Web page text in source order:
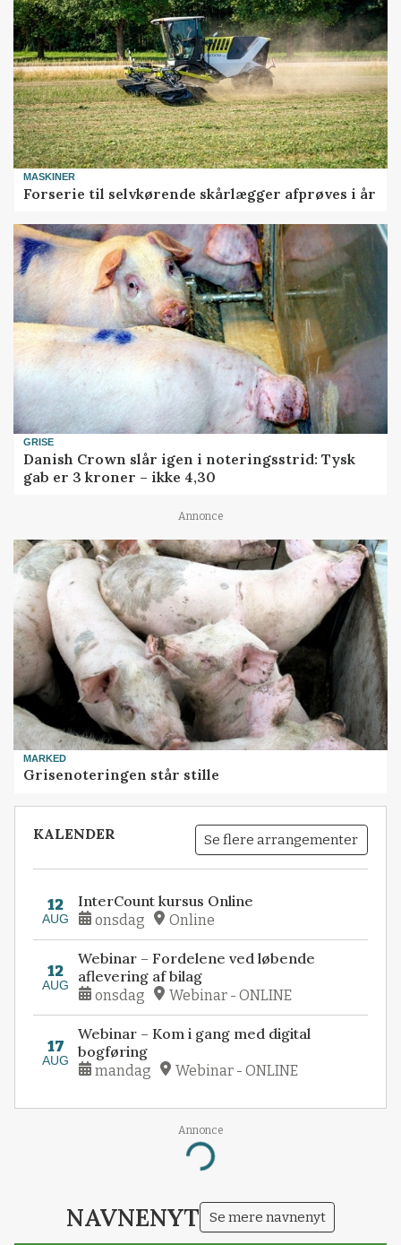
MASKINER
Forserie til selvkørende skårlægger afprøves i år
GRISE
Danish Crown slår igen i noteringsstrid: Tysk
gab er 3 kroner – ikke 4,30
Annonce
MARKED
Grisenoteringen står stille
KALENDER Se flere arrangementer
12
AUG
InterCount kursus Online
onsdag Online
12
AUG
Webinar – Fordelene ved løbende
aflevering af bilag
onsdag Webinar - ONLINE
17
AUG
Webinar – Kom i gang med digital
bogføring
mandag Webinar - ONLINE
Annonce
Loading...
NAVNENYT Se mere navnenyt